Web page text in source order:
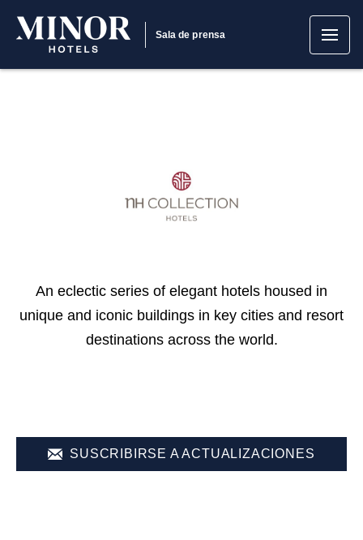
Sala de prensa
An eclectic series of elegant hotels housed in
unique and iconic buildings in key cities and resort
destinations across the world.
SUSCRIBIRSE A ACTUALIZACIONES